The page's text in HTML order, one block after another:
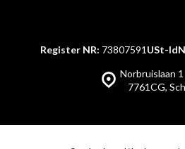
Norbruislaan
7761CG,
Register NR: 73807591 USt-